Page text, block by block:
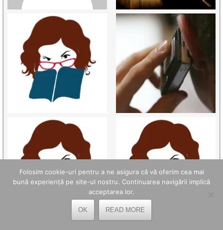
Folosim cookie-uri pentru a ne asigura că vă oferim cea mai
bună experiență pe site-ul nostru. Continuarea navigării implică
acceptarea lor.
OK READ MORE